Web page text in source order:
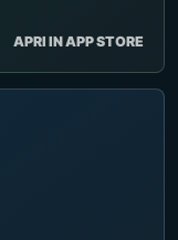
APRI IN APP STORE